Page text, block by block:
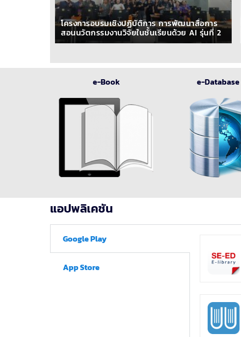
โครงการอบรมเชิงปฏิบัติการ การพัฒนาสื่อการ
สอนนวัตกรรมงานวิจัยในชั้นเรียนด้วย AI รุ่นที่ 2
e-Book e-Database
แอปพลิเคชัน
Google Play
App Store